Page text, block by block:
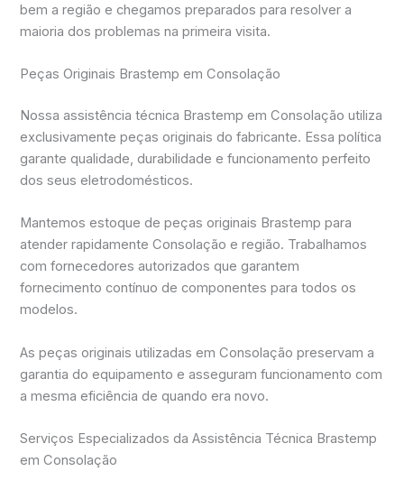
bem a região e chegamos preparados para resolver a
maioria dos problemas na primeira visita.
Peças Originais Brastemp em Consolação
Nossa assistência técnica Brastemp em Consolação utiliza
exclusivamente peças originais do fabricante. Essa política
garante qualidade, durabilidade e funcionamento perfeito
dos seus eletrodomésticos.
Mantemos estoque de peças originais Brastemp para
atender rapidamente Consolação e região. Trabalhamos
com fornecedores autorizados que garantem
fornecimento contínuo de componentes para todos os
modelos.
As peças originais utilizadas em Consolação preservam a
garantia do equipamento e asseguram funcionamento com
a mesma eficiência de quando era novo.
Serviços Especializados da Assistência Técnica Brastemp
em Consolação